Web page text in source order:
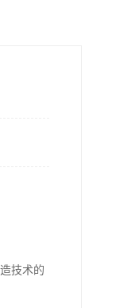
技术的